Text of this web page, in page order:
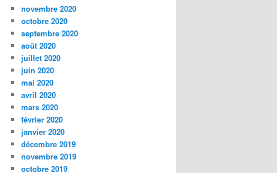
novembre 2020
octobre 2020
septembre 2020
août 2020
juillet 2020
juin 2020
mai 2020
avril 2020
mars 2020
février 2020
janvier 2020
décembre 2019
novembre 2019
octobre 2019